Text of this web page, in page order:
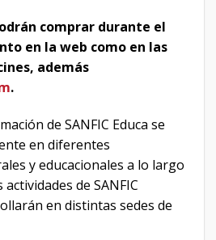
comprar durante el
en la web como en las
además
.
de SANFIC Educa se
en diferentes
y educacionales a lo largo
de SANFIC
en distintas sedes de